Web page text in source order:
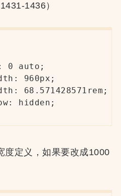
1436）
0 auto;
960px;
68.571428571rem;
hidden;
度定义，如果要改成1000